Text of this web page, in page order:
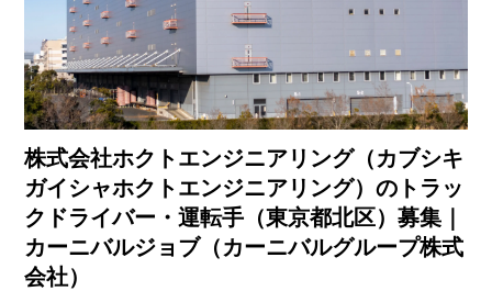
株式会社ホクトエンジニアリング（カブシキ
ガイシャホクトエンジニアリング）のトラッ
クドライバー・運転手（東京都北区）募集｜
カーニバルジョブ（カーニバルグループ株式
会社）